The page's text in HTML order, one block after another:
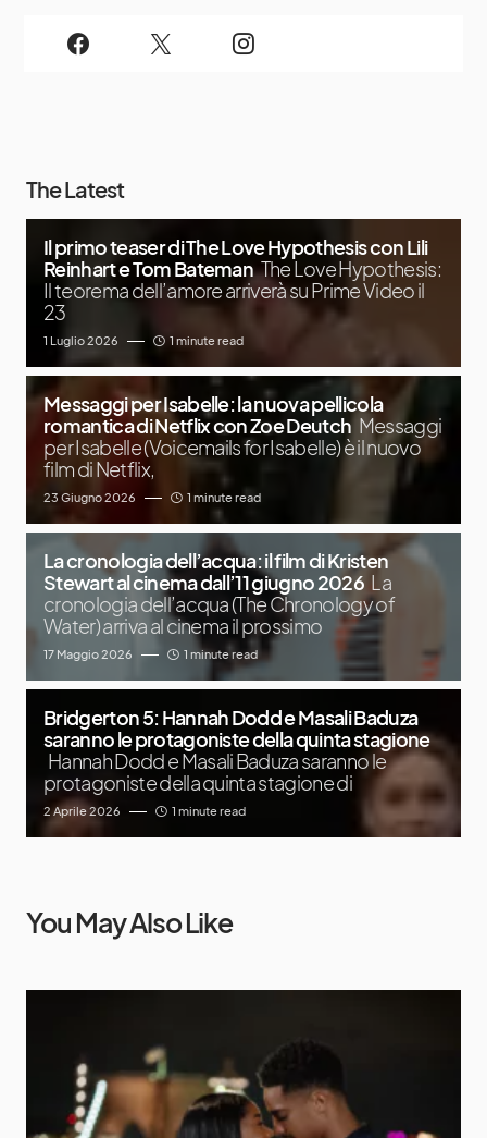
The Latest
Il primo teaser di The Love Hypothesis con Lili
Reinhart e Tom Bateman The Love Hypothesis:
Il teorema dell’amore arriverà su Prime Video il
23
1 Luglio 2026 1 minute read
Messaggi per Isabelle: la nuova pellicola
romantica di Netflix con Zoe Deutch Messaggi
per Isabelle (Voicemails for Isabelle) è il nuovo
film di Netflix,
23 Giugno 2026 1 minute read
La cronologia dell’acqua: il film di Kristen
Stewart al cinema dall’11 giugno 2026 La
cronologia dell’acqua (The Chronology of
Water) arriva al cinema il prossimo
17 Maggio 2026 1 minute read
Bridgerton 5: Hannah Dodd e Masali Baduza
saranno le protagoniste della quinta stagione
Hannah Dodd e Masali Baduza saranno le
protagoniste della quinta stagione di
2 Aprile 2026 1 minute read
You May Also Like